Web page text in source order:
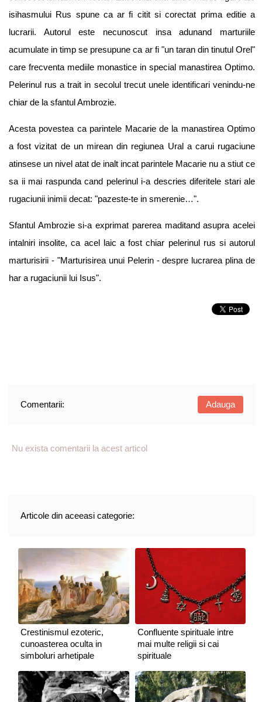
isihasmului Rus spune ca ar fi citit si corectat prima editie a
lucrarii. Autorul este necunoscut insa adunand marturiile
acumulate in timp se presupune ca ar fi "un taran din tinutul Orel"
care frecventa mediile monastice in special manastirea Optimo.
Pelerinul rus a trait in secolul trecut unele identificari venindu-ne
chiar de la sfantul Ambrozie.
Acesta povestea ca parintele Macarie de la manastirea Optimo
a fost vizitat de un mirean din regiunea Ural a carui rugaciune
atinsese un nivel atat de inalt incat parintele Macarie nu a stiut ce
sa ii mai raspunda cand pelerinul i-a descries diferitele stari ale
rugaciunii inimii decat: "pazeste-te in smerenie…".
Sfantul Ambrozie si-a exprimat parerea maditand asupra acelei
intalniri insolite, ca acel laic a fost chiar pelerinul rus si autorul
marturisirii - "Marturisirea unui Pelerin - despre lucrarea plina de
har a rugaciunii lui Isus".
Comentarii: Adauga
Nu exista comentarii la acest articol
Articole din aceeasi categorie:
Crestinismul ezoteric,
cunoasterea oculta in
simboluri arhetipale
Confluente spirituale intre
mai multe religii si cai
spirituale